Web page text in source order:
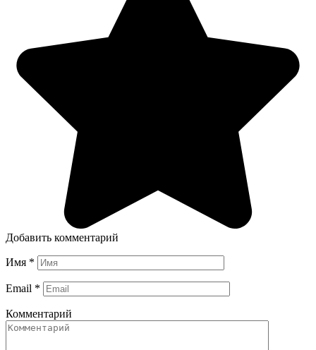
Добавить комментарий
Имя *
Email *
Комментарий